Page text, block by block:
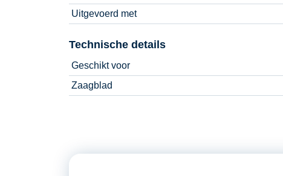
Uitgevoerd met
Technische details
Geschikt voor
Zaagblad